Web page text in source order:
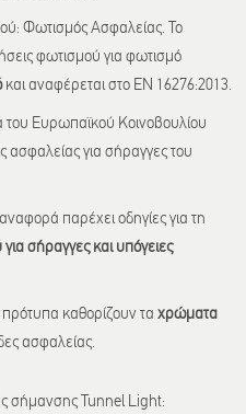
Φωτισμός Ασφαλείας. Το
φωτισμού για φωτισμό
και αναφέρεται στο EN 16276:2013.
του Ευρωπαϊκού Κοινοβουλίου
ασφαλείας για σήραγγες του
παρέχει οδηγίες για τη
σήραγγες και υπόγειες
καθορίζουν τα χρώματα
ασφαλείας.
σήμανσης Tunnel Light: